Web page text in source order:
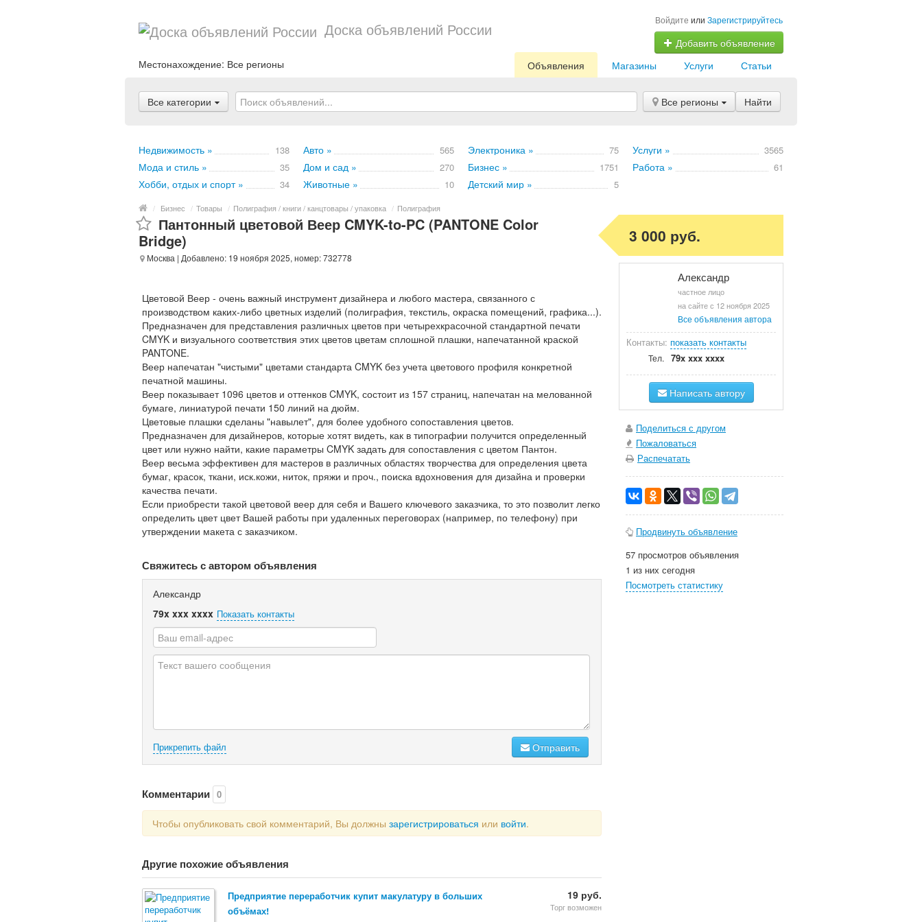
Доска объявлений России Войдите или Зарегистрируйтесь
Добавить объявление
Местонахождение: Все регионы Статьи
Услуги
Магазины
Объявления
Все категории Все регионы Найти
Недвижимость » 138 Авто » 565 Электроника » 75 Услуги » 3565
Мода и стиль » 35 Дом и сад » 270 Бизнес » 1751 Работа » 61
Хобби, отдых и спорт » 34 Животные » 10 Детский мир » 5
/ Бизнес / Товары / Полиграфия / книги / канцтовары / упаковка / Полиграфия
Пантонный цветовой Веер CMYK-to-PC (PANTONE Color
Bridge)
Москва | Добавлено: 19 ноября 2025, номер: 732778
Цветовой Веер - очень важный инструмент дизайнера и любого мастера, связанного с
производством каких-либо цветных изделий (полиграфия, текстиль, окраска помещений, графика...).
Предназначен для представления различных цветов при четырехкрасочной стандартной печати
CMYK и визуального соответствия этих цветов цветам сплошной плашки, напечатанной краской
PANTONE.
Веер напечатан "чистыми" цветами стандарта CMYK без учета цветового профиля конкретной
печатной машины.
Веер показывает 1096 цветов и оттенков CMYK, состоит из 157 страниц, напечатан на мелованной
бумаге, линиатурой печати 150 линий на дюйм.
Цветовые плашки сделаны "навылет", для более удобного сопоставления цветов.
Предназначен для дизайнеров, которые хотят видеть, как в типографии получится определенный
цвет или нужно найти, какие параметры CMYK задать для сопоставления с цветом Пантон.
Веер весьма эффективен для мастеров в различных областях творчества для определения цвета
бумаг, красок, ткани, иск.кожи, ниток, пряжи и проч., поиска вдохновения для дизайна и проверки
качества печати.
Если приобрести такой цветовой веер для себя и Вашего ключевого заказчика, то это позволит легко
определить цвет цвет Вашей работы при удаленных переговорах (например, по телефону) при
утверждении макета с заказчиком.
Свяжитесь с автором объявления
Александр
79x xxx xxxx Показать контакты
Прикрепить файл Отправить
Комментарии 0
Чтобы опубликовать свой комментарий, Вы должны зарегистрироваться или войти.
Другие похожие объявления
Предприятие переработчик купит макулатуру в больших
объёмах!
19 руб.
Торг возможен
3 000 руб.
Александр
частное лицо
на сайте с 12 ноября 2025
Все объявления автора
Контакты: показать контакты
Тел. 79x xxx xxxx
Написать автору
Поделиться с другом
Пожаловаться
Распечатать
Продвинуть объявление
57 просмотров объявления
1 из них сегодня
Посмотреть статистику